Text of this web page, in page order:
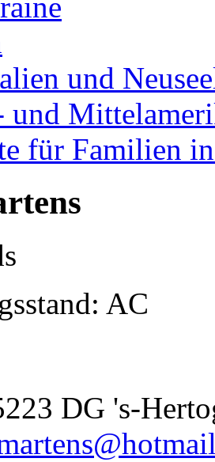
und
und
für Familien
AC
DG 's-